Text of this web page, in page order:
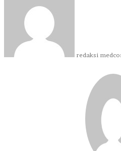
redaksi